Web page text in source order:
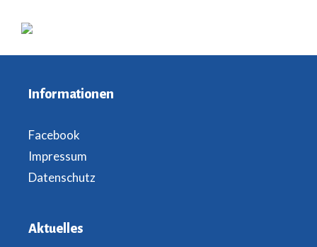
Informationen
Facebook
Impressum
Datenschutz
Aktuelles